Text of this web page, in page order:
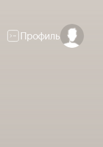
Профиль